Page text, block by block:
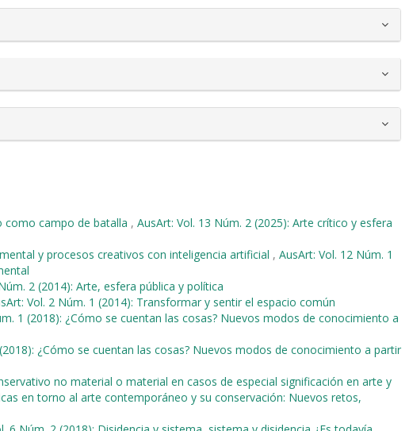
como campo de batalla , AusArt: Vol. 13 Núm. 2 (2025): Arte crítico y esfera
y procesos creativos con inteligencia artificial , AusArt: Vol. 12 Núm. 1
2 (2014): Arte, esfera pública y política
Vol. 2 Núm. 1 (2014): Transformar y sentir el espacio común
1 (2018): ¿Cómo se cuentan las cosas? Nuevos modos de conocimiento a
¿Cómo se cuentan las cosas? Nuevos modos de conocimiento a partir
no material o material en casos de especial significación en arte y
en torno al arte contemporáneo y su conservación: Nuevos retos,